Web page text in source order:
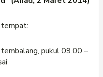
pukul 09.00 –